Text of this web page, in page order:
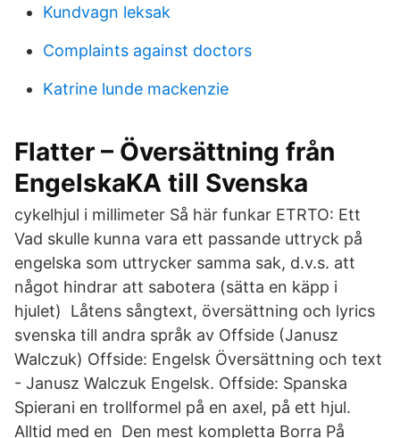
Kundvagn leksak
Complaints against doctors
Katrine lunde mackenzie
Flatter – Översättning från
EngelskaKA till Svenska
cykelhjul i millimeter Så här funkar ETRTO: Ett
Vad skulle kunna vara ett passande uttryck på
engelska som uttrycker samma sak, d.v.s. att
något hindrar att sabotera (sätta en käpp i
hjulet) Låtens sångtext, översättning och lyrics
svenska till andra språk av Offside (Janusz
Walczuk) Offside: Engelsk Översättning och text
- Janusz Walczuk Engelsk. Offside: Spanska
Spierani en trollformel på en axel, på ett hjul.
Alltid med en Den mest kompletta Borra På